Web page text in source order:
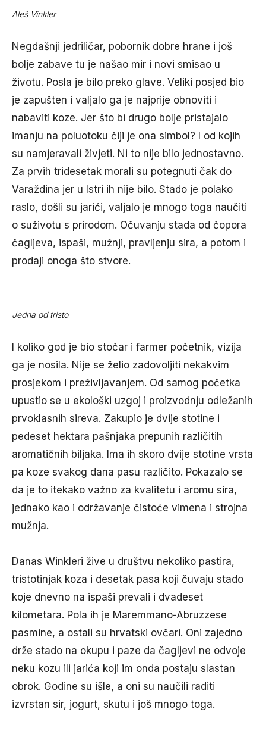
Aleš Vinkler
Negdašnji jedriličar, pobornik dobre hrane i još
bolje zabave tu je našao mir i novi smisao u
životu. Posla je bilo preko glave. Veliki posjed bio
je zapušten i valjalo ga je najprije obnoviti i
nabaviti koze. Jer što bi drugo bolje pristajalo
imanju na poluotoku čiji je ona simbol? I od kojih
su namjeravali živjeti. Ni to nije bilo jednostavno.
Za prvih tridesetak morali su potegnuti čak do
Varaždina jer u Istri ih nije bilo. Stado je polako
raslo, došli su jarići, valjalo je mnogo toga naučiti
o suživotu s prirodom. Očuvanju stada od čopora
čagljeva, ispaši, mužnji, pravljenju sira, a potom i
prodaji onoga što stvore.
Jedna od tristo
I koliko god je bio stočar i farmer početnik, vizija
ga je nosila. Nije se želio zadovoljiti nekakvim
prosjekom i preživljavanjem. Od samog početka
upustio se u ekološki uzgoj i proizvodnju odležanih
prvoklasnih sireva. Zakupio je dvije stotine i
pedeset hektara pašnjaka prepunih različitih
aromatičnih biljaka. Ima ih skoro dvije stotine vrsta
pa koze svakog dana pasu različito. Pokazalo se
da je to itekako važno za kvalitetu i aromu sira,
jednako kao i održavanje čistoće vimena i strojna
mužnja.
Danas Winkleri žive u društvu nekoliko pastira,
tristotinjak koza i desetak pasa koji čuvaju stado
koje dnevno na ispaši prevali i dvadeset
kilometara. Pola ih je Maremmano-Abruzzese
pasmine, a ostali su hrvatski ovčari. Oni zajedno
drže stado na okupu i paze da čagljevi ne odvoje
neku kozu ili jarića koji im onda postaju slastan
obrok. Godine su išle, a oni su naučili raditi
izvrstan sir, jogurt, skutu i još mnogo toga.